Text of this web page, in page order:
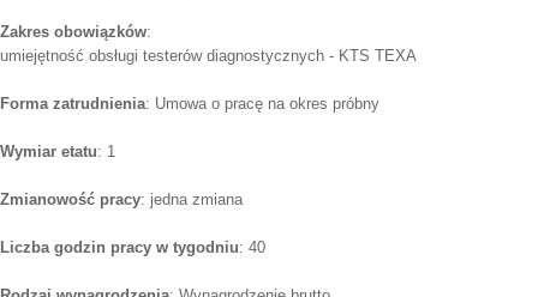
Zakres obowiązków:
umiejętność obsługi testerów diagnostycznych - KTS TEXA
Forma zatrudnienia: Umowa o pracę na okres próbny
Wymiar etatu: 1
Zmianowość pracy: jedna zmiana
Liczba godzin pracy w tygodniu: 40